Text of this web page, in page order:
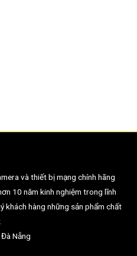
và thiết bị mạng chính hãng
10 năm kinh nghiệm trong lĩnh
khách hàng những sản phẩm chất
Nẵng